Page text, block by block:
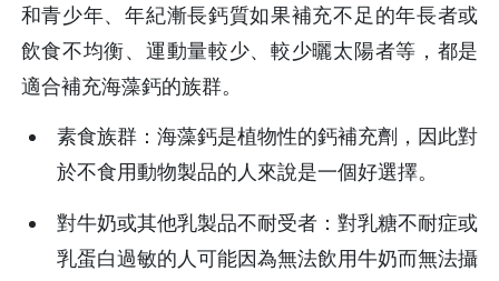
和青少年、年紀漸長鈣質如果補充不足的年長者或
飲食不均衡、運動量較少、較少曬太陽者等，都是
適合補充海藻鈣的族群。
素食族群：海藻鈣是植物性的鈣補充劑，因此對
於不食用動物製品的人來說是一個好選擇。
對牛奶或其他乳製品不耐受者：對乳糖不耐症或
乳蛋白過敏的人可能因為無法飲用牛奶而無法攝